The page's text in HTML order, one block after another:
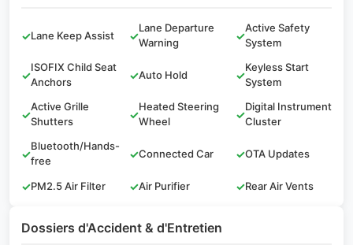
✓Lane Keep Assist ✓
Lane Departure
Warning
✓
Active Safety
System
✓
ISOFIX Child Seat
Anchors
✓Auto Hold ✓
Keyless Start
System
✓
Active Grille
Shutters
✓
Heated Steering
Wheel
✓
Digital Instrument
Cluster
✓
Bluetooth/Hands-
free
✓Connected Car ✓OTA Updates
✓PM2.5 Air Filter ✓Air Purifier ✓Rear Air Vents
Dossiers d'Accident & d'Entretien